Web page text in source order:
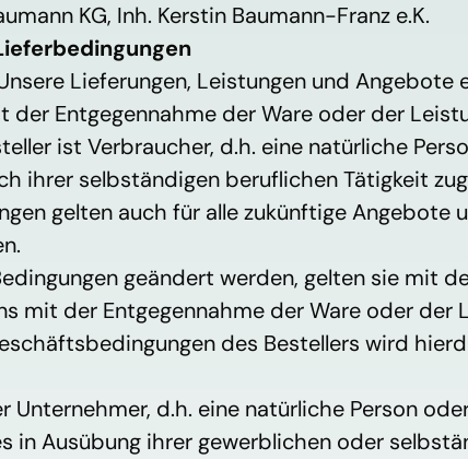
KG, Inh. Kerstin Baumann-Franz e.K.
Lieferungen, Leistungen und
der Entgegennahme der Ware oder der
ist Verbraucher, d.h. eine natürliche
ihrer selbständigen beruflichen Tätigkeit
gelten auch für alle zukünftige
geändert werden, gelten sie mit
mit der Entgegennahme der Ware oder der
des Bestellers wird
Unternehmer, d.h. eine natürliche Person
in Ausübung ihrer gewerblichen oder